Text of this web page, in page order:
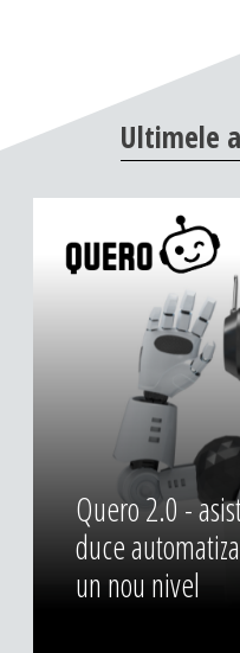
Ultimele
Quero 2.0 -
duce
un nou nivel